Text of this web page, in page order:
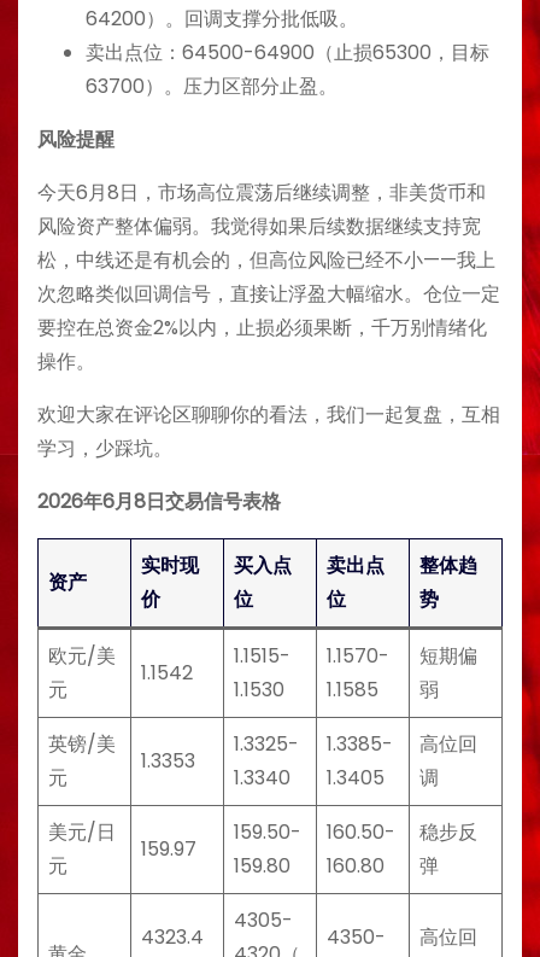
64200）。回调支撑分批低吸。
卖出点位：64500-64900（止损65300，目标
63700）。压力区部分止盈。
风险提醒
今天6月8日，市场高位震荡后继续调整，非美货币和
风险资产整体偏弱。我觉得如果后续数据继续支持宽
松，中线还是有机会的，但高位风险已经不小——我上
次忽略类似回调信号，直接让浮盈大幅缩水。仓位一定
要控在总资金2%以内，止损必须果断，千万别情绪化
操作。
欢迎大家在评论区聊聊你的看法，我们一起复盘，互相
学习，少踩坑。
2026年6月8日交易信号表格
资产
实时现
价
买入点
位
卖出点
位
整体趋
势
欧元/美
元
1.1542
1.1515-
1.1530
1.1570-
1.1585
短期偏
弱
英镑/美
元
1.3353
1.3325-
1.3340
1.3385-
1.3405
高位回
调
美元/日
元
159.97
159.50-
159.80
160.50-
160.80
稳步反
弹
4323.4
4305-
4350-
高位回